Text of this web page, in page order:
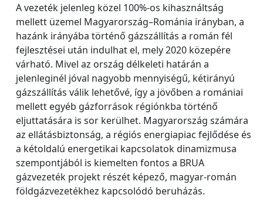
A vezeték jelenleg közel 100%-os kihasználtság
mellett üzemel Magyarország–Románia irányban, a
hazánk irányába történő gázszállítás a román fél
fejlesztései után indulhat el, mely 2020 közepére
várható. Mivel az ország délkeleti határán a
jelenleginél jóval nagyobb mennyiségű, kétirányú
gázszállítás válik lehetővé, így a jövőben a romániai
mellett egyéb gázforrások régiónkba történő
eljuttatására is sor kerülhet. Magyarország számára
az ellátásbiztonság, a régiós energiapiac fejlődése és
a kétoldalú energetikai kapcsolatok dinamizmusa
szempontjából is kiemelten fontos a BRUA
gázvezeték projekt részét képező, magyar-román
földgázvezetékhez kapcsolódó beruházás.